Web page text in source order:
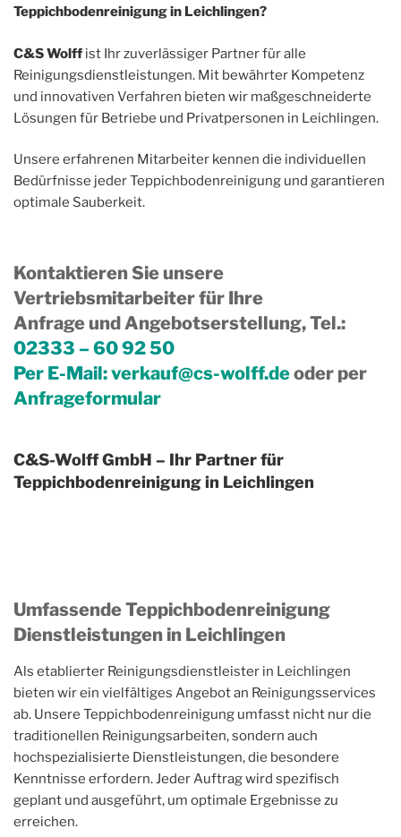
Teppichbodenreinigung in Leichlingen?
C&S Wolff ist Ihr zuverlässiger Partner für alle
Reinigungsdienstleistungen. Mit bewährter Kompetenz
und innovativen Verfahren bieten wir maßgeschneiderte
Lösungen für Betriebe und Privatpersonen in Leichlingen.
Unsere erfahrenen Mitarbeiter kennen die individuellen
Bedürfnisse jeder Teppichbodenreinigung und garantieren
optimale Sauberkeit.
Kontaktieren Sie unsere
Vertriebsmitarbeiter für Ihre
Anfrage und Angebotserstellung, Tel.:
02333 – 60 92 50
Per E-Mail:verkauf@cs-wolff.deoder per
Anfrageformular
C&S-Wolff GmbH – Ihr Partner für
Teppichbodenreinigung in Leichlingen
Umfassende Teppichbodenreinigung
Dienstleistungen in Leichlingen
Als etablierter Reinigungsdienstleister in Leichlingen
bieten wir ein vielfältiges Angebot an Reinigungsservices
ab. Unsere Teppichbodenreinigung umfasst nicht nur die
traditionellen Reinigungsarbeiten, sondern auch
hochspezialisierte Dienstleistungen, die besondere
Kenntnisse erfordern. Jeder Auftrag wird spezifisch
geplant und ausgeführt, um optimale Ergebnisse zu
erreichen.